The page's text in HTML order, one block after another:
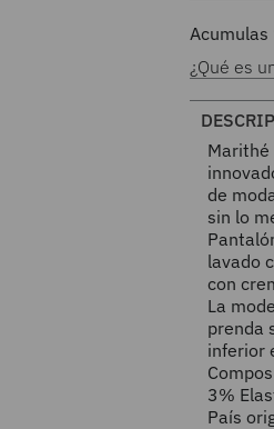
Acumulas
¿Qué es
Marithé
de
sin lo
lavado
con
La
prenda
inferior
3%
País